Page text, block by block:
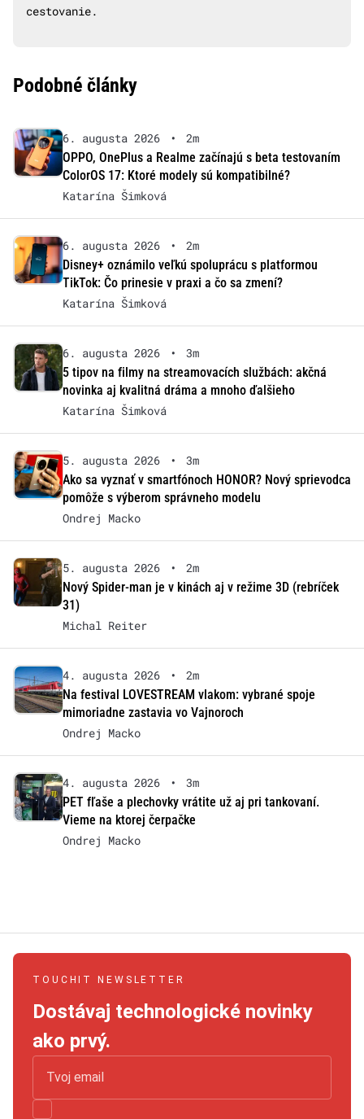
cestovanie.
Podobné články
6. augusta 2026 •
2m
OPPO, OnePlus a Realme začínajú s beta testovaním
ColorOS 17: Ktoré modely sú kompatibilné?
Katarína Šimková
6. augusta 2026 •
2m
Disney+ oznámilo veľkú spoluprácu s platformou
TikTok: Čo prinesie v praxi a čo sa zmení?
Katarína Šimková
6. augusta 2026 •
3m
5 tipov na filmy na streamovacích službách: akčná
novinka aj kvalitná dráma a mnoho ďalšieho
Katarína Šimková
5. augusta 2026 •
3m
Ako sa vyznať v smartfónoch HONOR? Nový sprievodca
pomôže s výberom správneho modelu
Ondrej Macko
5. augusta 2026 •
2m
Nový Spider-man je v kinách aj v režime 3D (rebríček
31)
Michal Reiter
4. augusta 2026 •
2m
Na festival LOVESTREAM vlakom: vybrané spoje
mimoriadne zastavia vo Vajnoroch
Ondrej Macko
4. augusta 2026 •
3m
PET fľaše a plechovky vrátite už aj pri tankovaní.
Vieme na ktorej čerpačke
Ondrej Macko
TOUCHIT NEWSLETTER
Dostávaj technologické novinky
ako prvý.